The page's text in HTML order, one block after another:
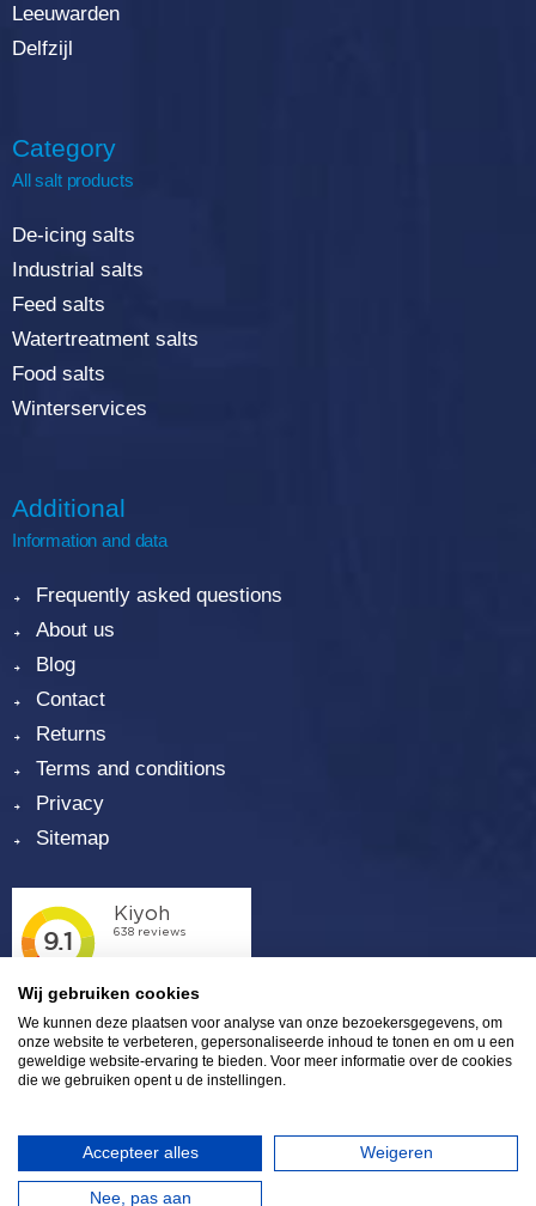
Leeuwarden
Delfzijl
Category
All salt products
De-icing salts
Industrial salts
Feed salts
Watertreatment salts
Food salts
Winterservices
Additional
Information and data
Frequently asked questions
About us
Blog
Contact
Returns
Terms and conditions
Privacy
Sitemap
info@eurosalt.nl|LinkedIn Facebook
Wij gebruiken cookies
We kunnen deze plaatsen voor analyse van onze bezoekersgegevens, om
onze website te verbeteren, gepersonaliseerde inhoud te tonen en om u een
geweldige website-ervaring te bieden. Voor meer informatie over de cookies
die we gebruiken opent u de instellingen.
Accepteer alles Weigeren
Nee, pas aan